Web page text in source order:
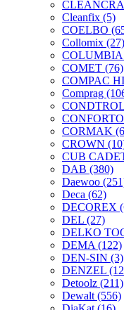
Cleanfix (5)
COELBO
Collomix (27)
COLUMBIA
COMET (76)
COMPAC
Comprag
CONDTROL
CONFORTO
CORMAK
CROWN
CUB
DAB (380)
Daewoo
Deca (62)
DECOREX
DEL (27)
DELKO
DEMA (122)
DEN-SIN (3)
DENZEL
Detoolz (211)
Dewalt (556)